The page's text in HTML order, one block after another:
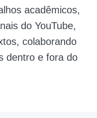
acadêmicos,
do YouTube,
colaborando
dentro e fora do